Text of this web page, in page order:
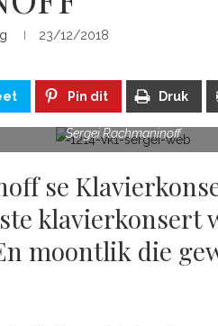
23/12/2018
Pin dit Druk
Sergei Rachmaninoff
se
klavierkonsert
moontlik die